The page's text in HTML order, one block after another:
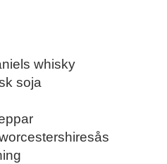
whisky
soja